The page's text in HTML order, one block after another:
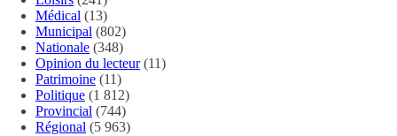
Médical (13)
Municipal (802)
Nationale (348)
Opinion du lecteur(11)
Patrimoine (11)
Politique (1 812)
Provincial (744)
Régional (5 963)